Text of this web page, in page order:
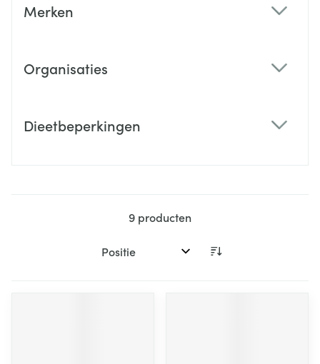
Merken
Organisaties
Dieetbeperkingen
9 producten
Sorteer op: